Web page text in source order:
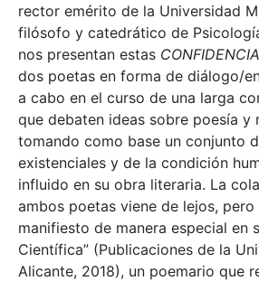
rector emérito de la Universidad
filósofo y catedrático de
nos presentan estas
dos poetas en forma de diálogo/
a cabo en el curso de una larga
que debaten ideas sobre poesía y
tomando como base un conjunto
existenciales y de la condición
influido en su obra literaria. La
ambos poetas viene de lejos, pero
manifiesto de manera especial en
Científica” (Publicaciones de la
Alicante, 2018), un poemario que